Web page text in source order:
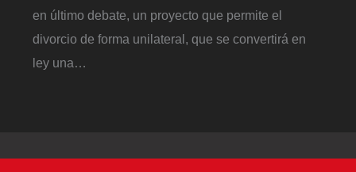
en último debate, un proyecto que permite el
divorcio de forma unilateral, que se convertirá en
ley una…